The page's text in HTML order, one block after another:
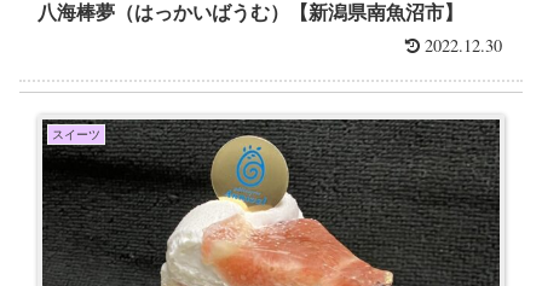
八海棒夢（はっかいばうむ）【新潟県南魚沼市】
2022.12.30
スイーツ